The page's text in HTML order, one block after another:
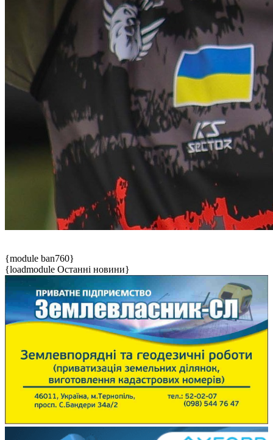
{module ban760}
{loadmodule Останні новини}